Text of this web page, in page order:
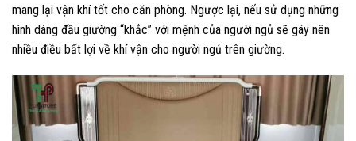
mang lại vận khí tốt cho căn phòng. Ngược lại, nếu sử dụng những
hình dáng đầu giường “khắc” với mệnh của người ngủ sẽ gây nên
nhiều điều bất lợi về khí vận cho người ngủ trên giường.